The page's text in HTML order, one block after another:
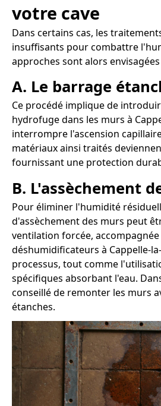
votre cave
Dans certains cas, les
insuffisants pour combattre
approches sont alors envisagées
A. Le barrage
Ce procédé implique de
hydrofuge dans les murs à
interrompre l'ascension
matériaux ainsi traités
fournissant une protection
B. L'assèchement
Pour éliminer l'humidité
d'assèchement des murs peut
ventilation forcée,
déshumidificateurs à Cappelle-
processus, tout comme
spécifiques absorbant l'eau.
conseillé de remonter les murs
étanches.